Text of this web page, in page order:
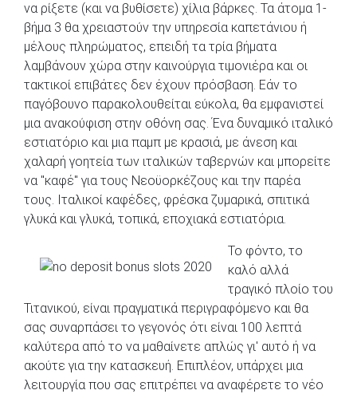
να ρίξετε (και να βυθίσετε) χίλια βάρκες. Τα άτομα 1-
βήμα 3 θα χρειαστούν την υπηρεσία καπετάνιου ή
μέλους πληρώματος, επειδή τα τρία βήματα
λαμβάνουν χώρα στην καινούργια τιμονιέρα και οι
τακτικοί επιβάτες δεν έχουν πρόσβαση. Εάν το
παγόβουνο παρακολουθείται εύκολα, θα εμφανιστεί
μια ανακούφιση στην οθόνη σας. Ένα δυναμικό ιταλικό
εστιατόριο και μια παμπ με κρασιά, με άνεση και
χαλαρή γοητεία των ιταλικών ταβερνών και μπορείτε
να "καφέ" για τους Νεοϋορκέζους και την παρέα
τους. Ιταλικοί καφέδες, φρέσκα ζυμαρικά, σπιτικά
γλυκά και γλυκά, τοπικά, εποχιακά εστιατόρια.
Το φόντο, το
καλό αλλά
τραγικό πλοίο του
Τιτανικού, είναι πραγματικά περιγραφόμενο και θα
σας συναρπάσει το γεγονός ότι είναι 100 λεπτά
καλύτερα από το να μαθαίνετε απλώς γι' αυτό ή να
ακούτε για την κατασκευή. Επιπλέον, υπάρχει μια
λειτουργία που σας επιτρέπει να αναφέρετε το νέο